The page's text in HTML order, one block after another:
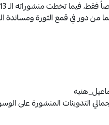
من دور في قمع الثورة ومساندة
اللذين ولّدا 2029 تدوينة من إجمالي التدوينات